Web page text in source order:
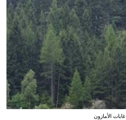
غابات الأمازون